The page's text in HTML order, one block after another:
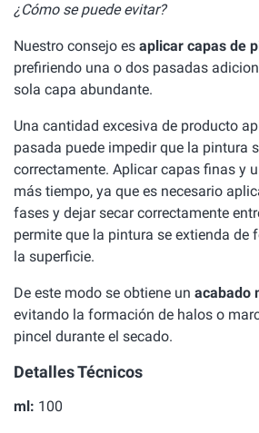
¿Cómo se puede evitar?
Nuestro consejo es aplicar capas de
prefiriendo una o dos pasadas
sola capa abundante.
Una cantidad excesiva de producto
pasada puede impedir que la pintura
correctamente. Aplicar capas finas y
más tiempo, ya que es necesario
fases y dejar secar correctamente
permite que la pintura se extienda de
la superficie.
De este modo se obtiene un acabado
evitando la formación de halos o
pincel durante el secado.
Detalles Técnicos
ml: 100